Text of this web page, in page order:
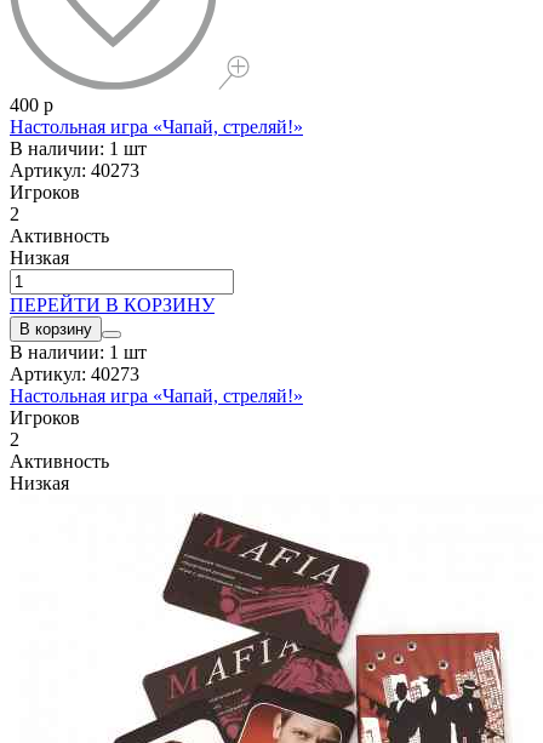
400 р
Настольная игра «Чапай, стреляй!»
В наличии: 1 шт
Артикул: 40273
Игроков
2
Активность
Низкая
ПЕРЕЙТИ В КОРЗИНУ
В корзину
В наличии: 1 шт
Артикул: 40273
Настольная игра «Чапай, стреляй!»
Игроков
2
Активность
Низкая